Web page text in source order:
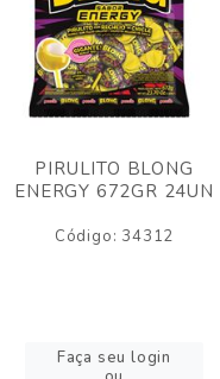
PIRULITO BLONG
ENERGY 672GR 24UN
Código: 34312
Faça seu login